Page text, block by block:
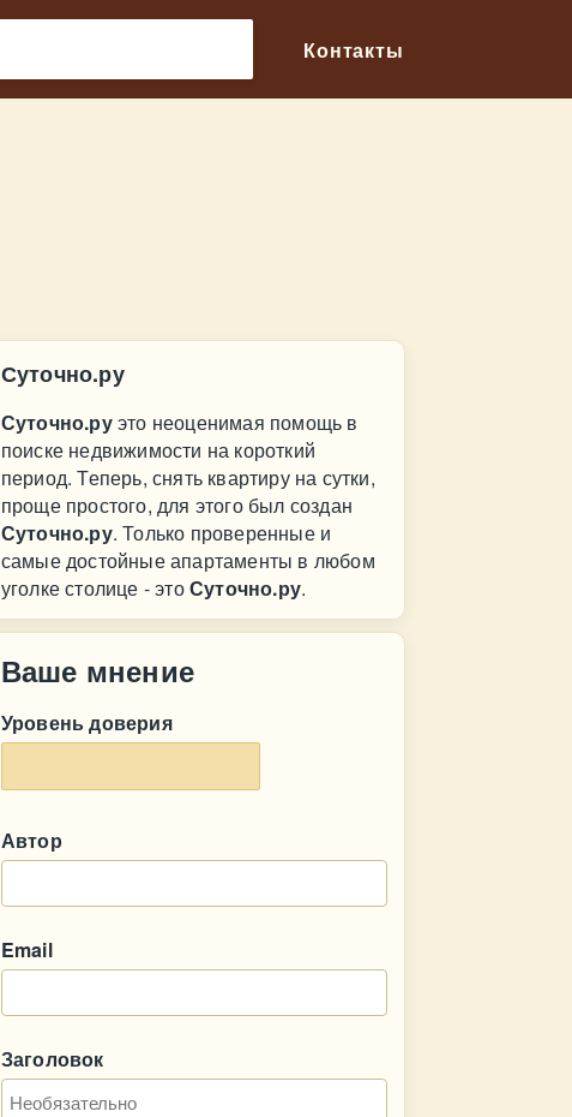
Контакты
Суточно.ру
Суточно.руэто неоценимая помощь в
поиске недвижимости на короткий
период. Теперь, снять квартиру на сутки,
проще простого, для этого был создан
Суточно.ру. Только проверенные и
самые достойные апартаменты в любом
уголке столице - этоСуточно.ру.
Ваше мнение
Уровень доверия
Автор
Email
Заголовок